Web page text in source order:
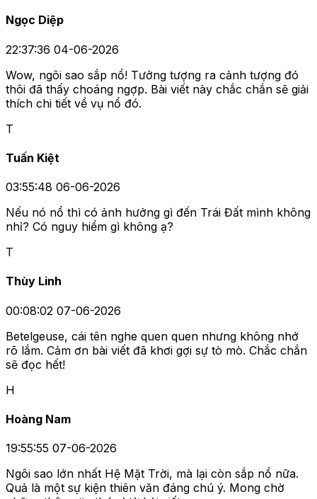
Ngọc Diệp
22:37:36 04-06-2026
Wow, ngôi sao sắp nổ! Tưởng tượng ra cảnh tượng đó
thôi đã thấy choáng ngợp. Bài viết này chắc chắn sẽ giải
thích chi tiết về vụ nổ đó.
T
Tuấn Kiệt
03:55:48 06-06-2026
Nếu nó nổ thì có ảnh hưởng gì đến Trái Đất mình không
nhỉ? Có nguy hiểm gì không ạ?
T
Thùy Linh
00:08:02 07-06-2026
Betelgeuse, cái tên nghe quen quen nhưng không nhớ
rõ lắm. Cảm ơn bài viết đã khơi gợi sự tò mò. Chắc chắn
sẽ đọc hết!
H
Hoàng Nam
19:55:55 07-06-2026
Ngôi sao lớn nhất Hệ Mặt Trời, mà lại còn sắp nổ nữa.
Quả là một sự kiện thiên văn đáng chú ý. Mong chờ